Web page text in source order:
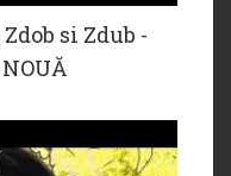
si Zdub -